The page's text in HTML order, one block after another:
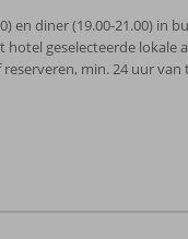
en diner (19.00-21.00) in
hotel geselecteerde
min. 24 uur van